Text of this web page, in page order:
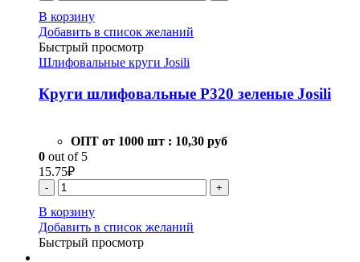
В корзину
Добавить в список желаний
Быстрый просмотр
Шлифовальные круги Josili
Круги шлифовальные Р320 зеленые Josili
ОПТ от 1000 шт : 10,30 руб
0 out of 5
15.75₽
- +
В корзину
Добавить в список желаний
Быстрый просмотр